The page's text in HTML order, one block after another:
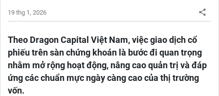
19 thg 1, 2026
Theo Dragon Capital Việt Nam, việc giao dịch cổ
phiếu trên sàn chứng khoán là bước đi quan trọng
nhằm mở rộng hoạt động, nâng cao quản trị và đáp
ứng các chuẩn mực ngày càng cao của thị trường
vốn.